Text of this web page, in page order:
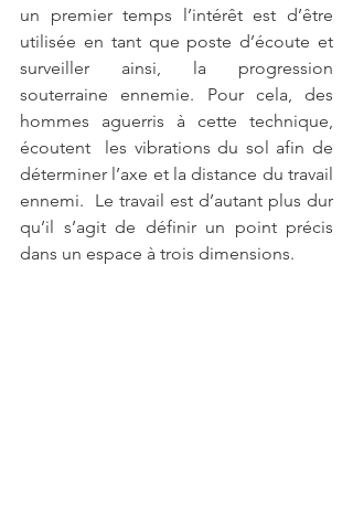
un premier temps l’intérêt est d’être
utilisée en tant que poste d’écoute et
surveiller ainsi, la progression
souterraine ennemie. Pour cela, des
hommes aguerris à cette technique,
écoutent  les vibrations du sol afin de
déterminer l’axe et la distance du travail
ennemi.  Le travail est d’autant plus dur
qu’il s’agit de définir un point précis
dans un espace à trois dimensions.